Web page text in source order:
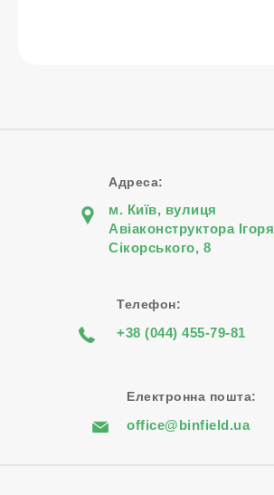
Адреса:
м. Київ, вулиця
Авіаконструктора Iгоря
Сiкорського, 8
Телефон:
+38 (044) 455-79-81
Електронна пошта:
office@binfield.ua